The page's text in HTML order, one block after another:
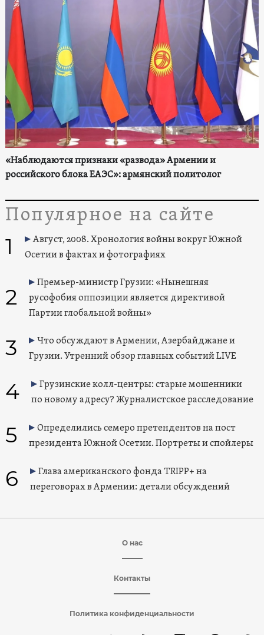
«Наблюдаются признаки «развода» Армении и
российского блока ЕАЭС»: армянский политолог
Популярное на сайте
1
Август, 2008. Хронология войны вокруг Южной
Осетии в фактах и фотографиях
2
Премьер-министр Грузии: «Нынешняя
русофобия оппозиции является директивой
Партии глобальной войны»
3
Что обсуждают в Армении, Азербайджане и
Грузии. Утренний обзор главных событий LIVE
4
Грузинские колл-центры: старые мошенники
по новому адресу? Журналистское расследование
5
Определились семеро претендентов на пост
президента Южной Осетии. Портреты и спойлеры
6
Глава американского фонда TRIPP+ на
переговорах в Армении: детали обсуждений
О нас
Контакты
Политика конфиденциальности